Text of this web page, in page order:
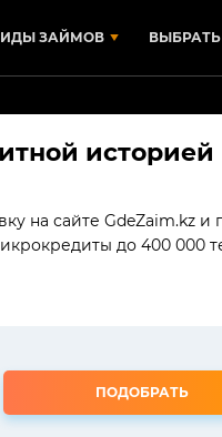
ЗАЙМОВ
историей
на сайте GdeZaim.kz и
до 400 000
ПОДОБРАТЬ